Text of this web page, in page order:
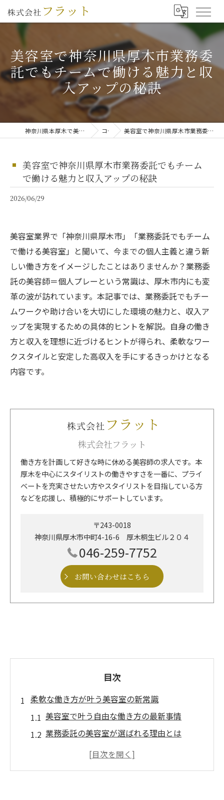
美容室で神奈川県厚木市業務委
託でもチームで働ける魅力と収
入アップの秘訣
神奈川県本厚木で美容師の求人なら株式会社フラット コラム 美容室で神奈川県厚木市業務委託でもチームで働ける魅力と収入アップの秘訣
美容室で神奈川県厚木市業務委託でもチーム
で働ける魅力と収入アップの秘訣
2026/06/29
美容室業界で「神奈川県厚木市」「業務委託でもチーム
で働ける美容室」と聞いて、今までの個人主義と違う新
しい働き方をイメージしたことはありませんか？業務委
託の美容師＝個人プレーという常識は、厚木市内にも変
革の波が訪れています。本記事では、業務委託でもチー
ムワークや助け合いを大切にした環境の魅力と、収入ア
ップを実現するための具体的ヒントを解説。自身の働き
方と収入を理想に近づけるヒントが得られ、柔軟なワー
クスタイルと安定した高収入を手にするきっかけとなる
内容です。
株式会社フラット
働き方を計画して好きな時に休める美容師の求人です。本
厚木を中心にスタイリストの働きやすさを一番に、プライ
ベートを充実させたい方やスタイリストを目指している方
などを応援し、積極的にサポートしています。
〒243-0018
神奈川県厚木市中町4-16-6 厚木桐生ビル２０４
046-259-7752
お問い合わせはこちら
目次
柔軟な働き方が叶う美容室の新常識
美容室で叶う自由な働き方の最新事情
業務委託の美容室が選ばれる理由とは
美容室業界の働き方改革とその魅力